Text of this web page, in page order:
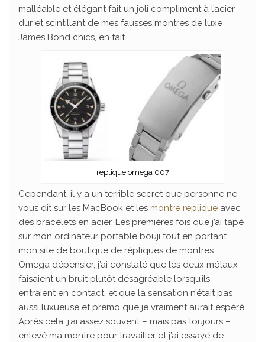
malléable et élégant fait un joli compliment à l’acier
dur et scintillant de mes fausses montres de luxe
James Bond chics, en fait.
replique omega 007
Cependant, il y a un terrible secret que personne ne
vous dit sur les MacBook et les montre replique avec
des bracelets en acier. Les premières fois que j’ai tapé
sur mon ordinateur portable bouji tout en portant
mon site de boutique de répliques de montres
Omega dépensier, j’ai constaté que les deux métaux
faisaient un bruit plutôt désagréable lorsqu’ils
entraient en contact, et que la sensation n’était pas
aussi luxueuse et premo que je vraiment aurait espéré.
Après cela, j’ai assez souvent – mais pas toujours –
enlevé ma montre pour travailler et j’ai essayé de